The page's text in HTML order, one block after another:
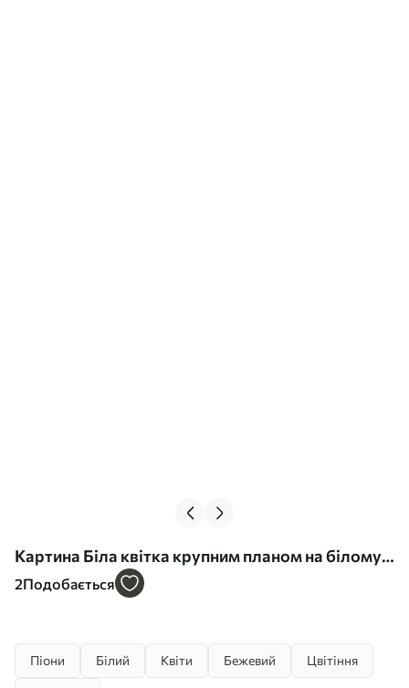
Картина Біла квітка крупним планом на білому
тлі Арт. s39857
2Подобається
Піони Білий Квіти Бежевий Цвітіння